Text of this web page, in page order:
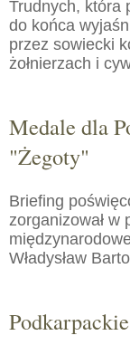
Trudnych, która
do końca
przez sowiecki
żołnierzach i
Medale dla
"Żegoty"
Briefing
zorganizował w
Władysław